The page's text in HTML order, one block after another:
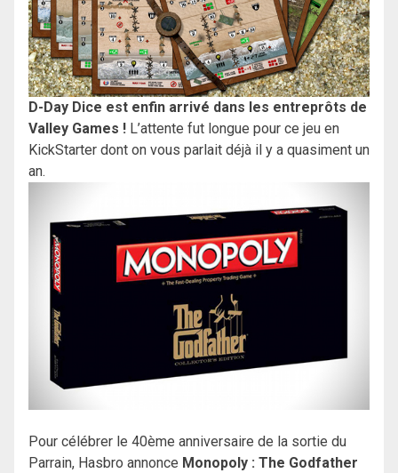
D-Day Dice est enfin arrivé dans les entreprôts de
Valley Games ! L’attente fut longue pour ce jeu en
KickStarter dont on vous parlait déjà il y a quasiment un
an.
Pour célébrer le 40ème anniversaire de la sortie du
Parrain, Hasbro annonce Monopoly : The Godfather